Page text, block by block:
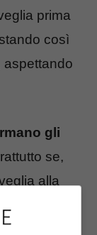
prima
così
aspettando
gli
se,
alla
anni, ha